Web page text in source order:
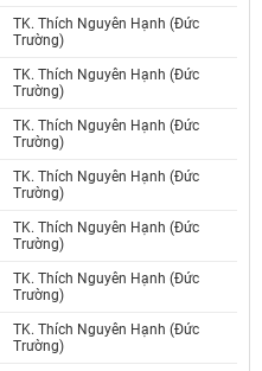
TK. Thích Nguyên Hạnh (Đức
Trường)
TK. Thích Nguyên Hạnh (Đức
Trường)
TK. Thích Nguyên Hạnh (Đức
Trường)
TK. Thích Nguyên Hạnh (Đức
Trường)
TK. Thích Nguyên Hạnh (Đức
Trường)
TK. Thích Nguyên Hạnh (Đức
Trường)
TK. Thích Nguyên Hạnh (Đức
Trường)